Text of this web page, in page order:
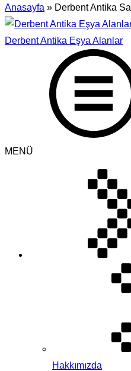
Anasayfa » Derbent Antika
Derbent Antika Eşya Alanlar
MENÜ
Hakkımızda